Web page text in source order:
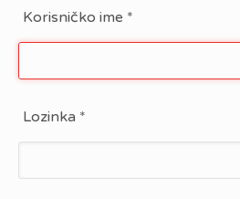
Korisničko ime *
Lozinka *